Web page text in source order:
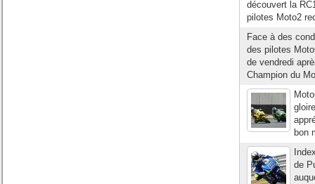
découvert la
pilotes Moto2
Face à des
des pilotes
de vendredi
Champion du
bon
de